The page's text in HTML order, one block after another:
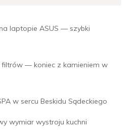
laptopie ASUS — szybki
filtrów — koniec z kamieniem w
w sercu Beskidu Sądeckiego
wymiar wystroju kuchni